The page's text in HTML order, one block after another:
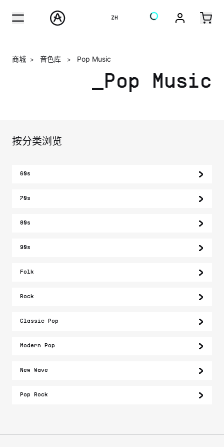
ZH
商城 > 音色库 > Pop Music
_Pop Music
按分类浏览
60s
70s
80s
90s
Folk
Rock
Classic Pop
Modern Pop
New Wave
Pop Rock